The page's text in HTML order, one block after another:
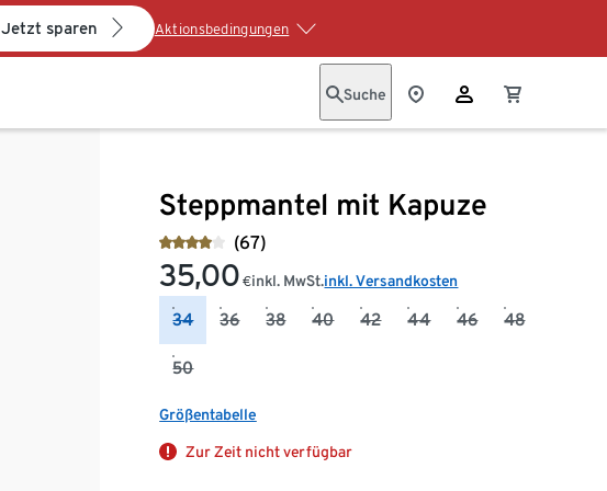
Jetzt sparen Aktionsbedingungen
Suche
Steppmantel mit Kapuze
(67)
35,00 €inkl. MwSt.inkl. Versandkosten
34 36 38 40 42 44 46 48
50
Größentabelle
Zur Zeit nicht verfügbar